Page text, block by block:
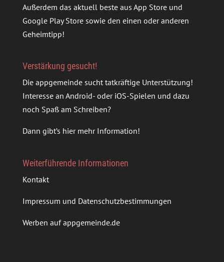
Außerdem das aktuell beste aus App Store und
Google Play Store sowie den einen oder anderen
Geheimtipp!
Verstärkung gesucht!
Die appgemeinde sucht tatkräftige Unterstützung!
Interesse an Android- oder iOS-Spielen und dazu
noch Spaß am Schreiben?
Dann gibt’s hier mehr Information!
Weiterführende Informationen
Kontakt
Impressum und Datenschutzbestimmungen
Werben auf appgemeinde.de